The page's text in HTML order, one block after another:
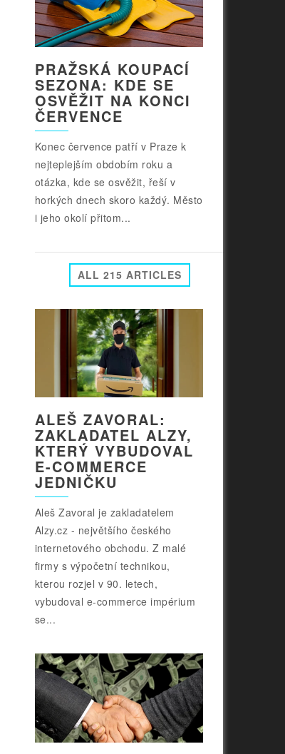
PRAŽSKÁ KOUPACÍ
SEZONA: KDE SE
OSVĚŽIT NA KONCI
ČERVENCE
Konec července patří v Praze k
nejteplejším obdobím roku a
otázka, kde se osvěžit, řeší v
horkých dnech skoro každý. Město
i jeho okolí přitom...
ALL 215 ARTICLES
ALEŠ ZAVORAL:
ZAKLADATEL ALZY,
KTERÝ VYBUDOVAL
E-COMMERCE
JEDNIČKU
Aleš Zavoral je zakladatelem
Alzy.cz - největšího českého
internetového obchodu. Z malé
firmy s výpočetní technikou,
kterou rozjel v 90. letech,
vybudoval e-commerce impérium
se...